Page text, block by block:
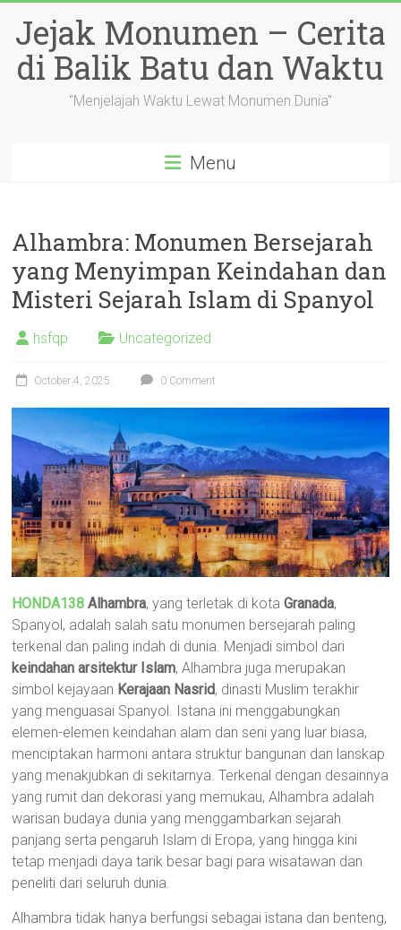
content
Jejak Monumen – Cerita
di Balik Batu dan Waktu
"Menjelajah Waktu Lewat Monumen Dunia"
Menu
Alhambra: Monumen Bersejarah
yang Menyimpan Keindahan dan
Misteri Sejarah Islam di Spanyol
hsfqp Uncategorized
October 4, 2025 0 Comment
HONDA138 Alhambra, yang terletak di kotaGranada,
Spanyol, adalah salah satu monumen bersejarah paling
terkenal dan paling indah di dunia. Menjadi simbol dari
keindahan arsitektur Islam, Alhambra juga merupakan
simbol kejayaan Kerajaan Nasrid, dinasti Muslim terakhir
yang menguasai Spanyol. Istana ini menggabungkan
elemen-elemen keindahan alam dan seni yang luar biasa,
menciptakan harmoni antara struktur bangunan dan lanskap
yang menakjubkan di sekitarnya. Terkenal dengan desainnya
yang rumit dan dekorasi yang memukau, Alhambra adalah
warisan budaya dunia yang menggambarkan sejarah
panjang serta pengaruh Islam di Eropa, yang hingga kini
tetap menjadi daya tarik besar bagi para wisatawan dan
peneliti dari seluruh dunia.
Alhambra tidak hanya berfungsi sebagai istana dan benteng,